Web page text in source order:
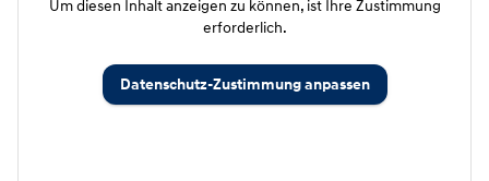
Um diesen Inhalt anzeigen zu können, ist Ihre Zustimmung
erforderlich.
Datenschutz-Zustimmung anpassen